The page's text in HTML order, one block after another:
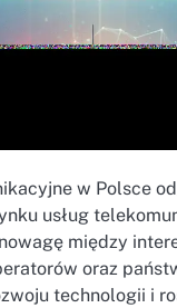
w Polsce
usług
między
oraz
technologii i